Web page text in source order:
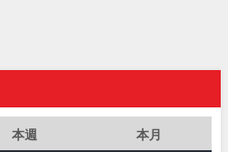
本週 本月